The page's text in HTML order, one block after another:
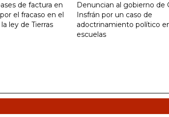
de factura en
el fracaso en el
ley de Tierras
Denuncian al gobierno de
Insfrán por un caso de
adoctrinamiento político
escuelas